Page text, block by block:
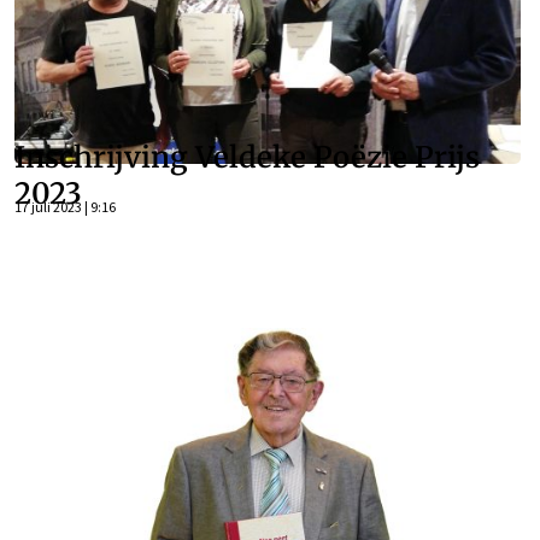
Inschrijving Veldeke Poëzie Prijs
2023
17 juli 2023 | 9:16